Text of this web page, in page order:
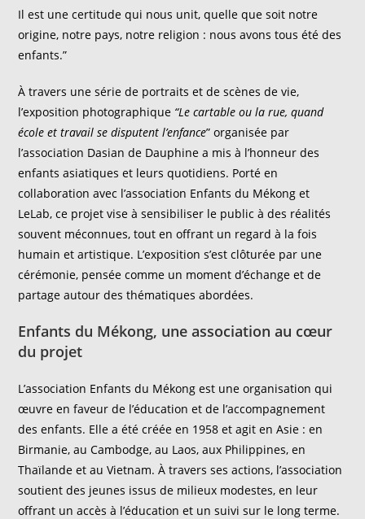
Il est une certitude qui nous unit, quelle que soit notre
origine, notre pays, notre religion : nous avons tous été des
enfants.”
À travers une série de portraits et de scènes de vie,
l’exposition photographique “Le cartable ou la rue, quand
école et travail se disputent l’enfance” organisée par
l’association Dasian de Dauphine a mis à l’honneur des
enfants asiatiques et leurs quotidiens. Porté en
collaboration avec l’association Enfants du Mékong et
LeLab, ce projet vise à sensibiliser le public à des réalités
souvent méconnues, tout en offrant un regard à la fois
humain et artistique. L’exposition s’est clôturée par une
cérémonie, pensée comme un moment d’échange et de
partage autour des thématiques abordées.
Enfants du Mékong, une association au cœur
du projet
L’association Enfants du Mékong est une organisation qui
œuvre en faveur de l’éducation et de l’accompagnement
des enfants. Elle a été créée en 1958 et agit en Asie : en
Birmanie, au Cambodge, au Laos, aux Philippines, en
Thaïlande et au Vietnam. À travers ses actions, l’association
soutient des jeunes issus de milieux modestes, en leur
offrant un accès à l’éducation et un suivi sur le long terme.